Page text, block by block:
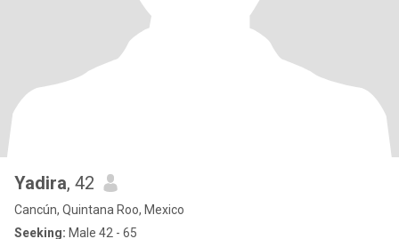
Yadira, 42
Cancún, Quintana Roo, Mexico
Seeking: Male 42 - 65